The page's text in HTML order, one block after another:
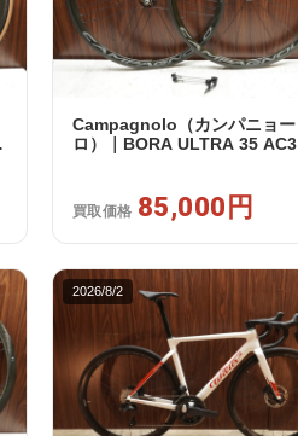
Campagnolo（カンパニョー
ロ）｜BORA ULTRA 35 AC3
額 85,000円
買取価格 85,000円
2026/8/2